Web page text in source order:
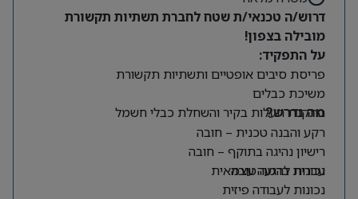
דרוש/ה טכנאי/ת שטח לחברת תשתיות תקשורת
מובילה בצפון!
על התפקיד:
פריסת סיבים אופטיים ותשתיות תקשורת
משיכת כבלים
התקנת תעלות בקיר והשחלת כבלי חשמל
מה נדרש?
רקע והבנה טכנית – חובה
רישיון נהיגה בתוקף – חובה
עברית ברמה טובה
נכונות להגעה עצמאית
נכונות לעבודה פיזית